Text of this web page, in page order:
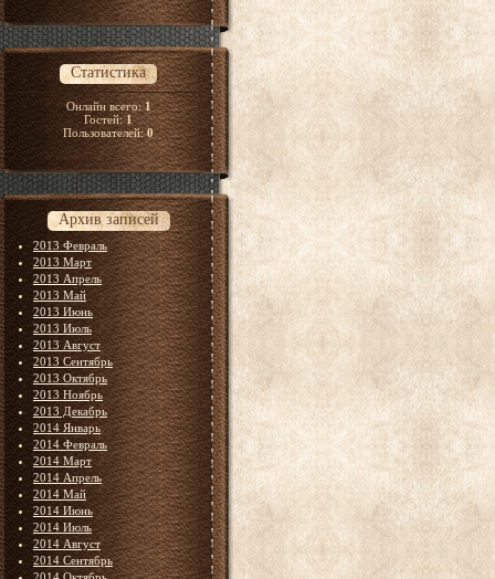
Статистика
Онлайн всего:1
Гостей:1
Пользователей:0
Архив записей
2013 Февраль
2013 Март
2013 Апрель
2013 Май
2013 Июнь
2013 Июль
2013 Август
2013 Сентябрь
2013 Октябрь
2013 Ноябрь
2013 Декабрь
2014 Январь
2014 Февраль
2014 Март
2014 Апрель
2014 Май
2014 Июнь
2014 Июль
2014 Август
2014 Сентябрь
2014 Октябрь